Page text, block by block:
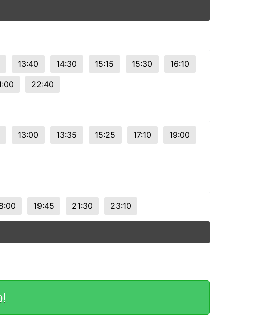
13:40 14:30 15:15 15:30
16:10
22:40
13:00 13:35 15:25 17:10
19:00
19:45 21:30 23:10